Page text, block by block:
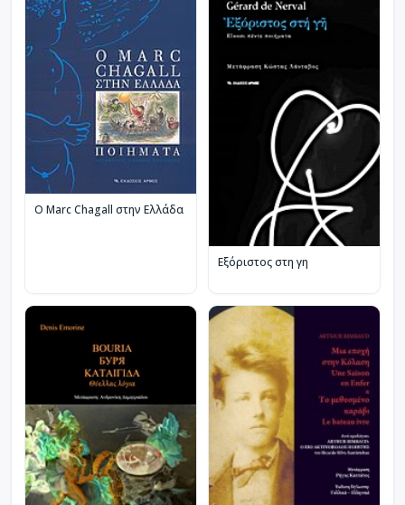
Ο Marc Chagall στην Ελλάδα
Εξόριστος στη γη